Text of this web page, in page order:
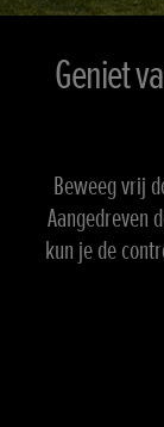
Geniet
Beweeg vrij
Aangedreven
kun je de